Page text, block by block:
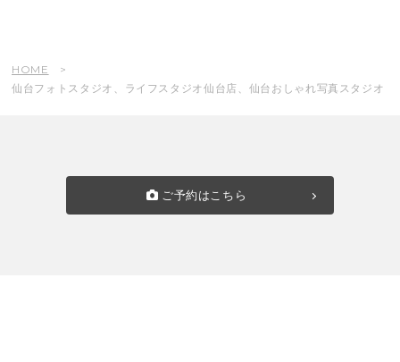
HOME
仙台フォトスタジオ、ライフスタジオ仙台店、仙台おしゃれ写真スタジオ
ご予約はこちら